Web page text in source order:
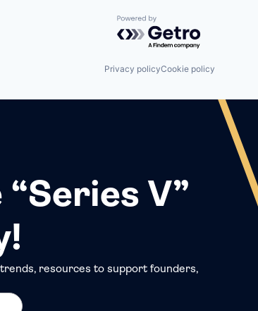
Powered by Getro.com
Privacy policyCookie policy
V”
resources to support founders,